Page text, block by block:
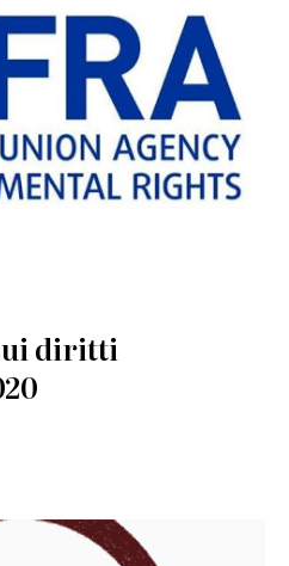
diritti